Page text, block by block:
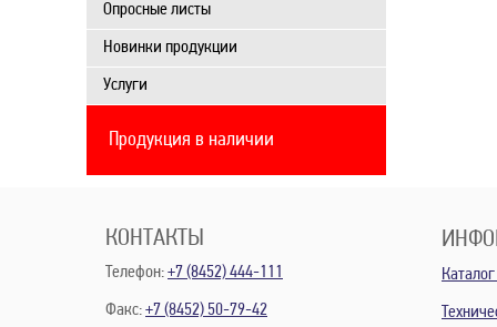
Опросные листы
Новинки продукции
Услуги
Продукция в наличии
КОНТАКТЫ
Телефон:+7 (8452) 444-111
Факс:+7 (8452) 50-79-42